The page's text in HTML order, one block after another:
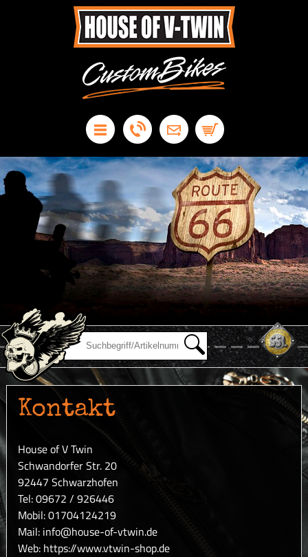
Kontakt
House of V Twin
Schwandorfer Str. 20
92447 Schwarzhofen
Tel: 09672 / 926446
Mobil: 01704124219
Mail: info@house-of-vtwin.de
Web: https://www.vtwin-shop.de